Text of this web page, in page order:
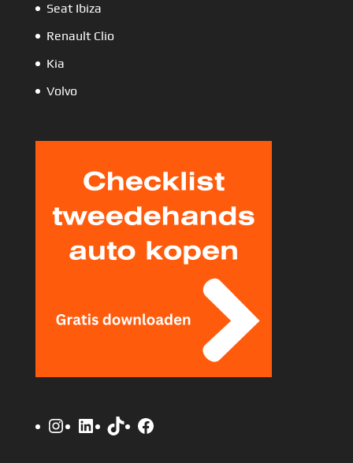
Seat Ibiza
Renault Clio
Kia
Volvo
Instagram
LinkedIn
TikTokFacebook